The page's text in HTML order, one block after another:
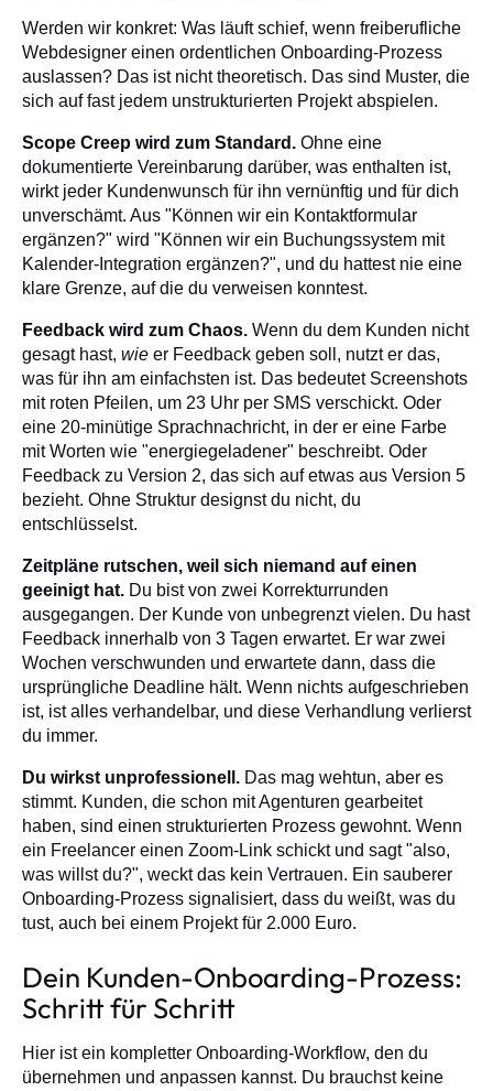
Werden wir konkret: Was läuft schief, wenn freiberufliche
Webdesigner einen ordentlichen Onboarding-Prozess
auslassen? Das ist nicht theoretisch. Das sind Muster, die
sich auf fast jedem unstrukturierten Projekt abspielen.
Scope Creep wird zum Standard. Ohne eine
dokumentierte Vereinbarung darüber, was enthalten ist,
wirkt jeder Kundenwunsch für ihn vernünftig und für dich
unverschämt. Aus "Können wir ein Kontaktformular
ergänzen?" wird "Können wir ein Buchungssystem mit
Kalender-Integration ergänzen?", und du hattest nie eine
klare Grenze, auf die du verweisen konntest.
Feedback wird zum Chaos. Wenn du dem Kunden nicht
gesagt hast, wie er Feedback geben soll, nutzt er das,
was für ihn am einfachsten ist. Das bedeutet Screenshots
mit roten Pfeilen, um 23 Uhr per SMS verschickt. Oder
eine 20-minütige Sprachnachricht, in der er eine Farbe
mit Worten wie "energiegeladener" beschreibt. Oder
Feedback zu Version 2, das sich auf etwas aus Version 5
bezieht. Ohne Struktur designst du nicht, du
entschlüsselst.
Zeitpläne rutschen, weil sich niemand auf einen
geeinigt hat. Du bist von zwei Korrekturrunden
ausgegangen. Der Kunde von unbegrenzt vielen. Du hast
Feedback innerhalb von 3 Tagen erwartet. Er war zwei
Wochen verschwunden und erwartete dann, dass die
ursprüngliche Deadline hält. Wenn nichts aufgeschrieben
ist, ist alles verhandelbar, und diese Verhandlung verlierst
du immer.
Du wirkst unprofessionell. Das mag wehtun, aber es
stimmt. Kunden, die schon mit Agenturen gearbeitet
haben, sind einen strukturierten Prozess gewohnt. Wenn
ein Freelancer einen Zoom-Link schickt und sagt "also,
was willst du?", weckt das kein Vertrauen. Ein sauberer
Onboarding-Prozess signalisiert, dass du weißt, was du
tust, auch bei einem Projekt für 2.000 Euro.
Dein Kunden-Onboarding-Prozess:
Schritt für Schritt
Hier ist ein kompletter Onboarding-Workflow, den du
übernehmen und anpassen kannst. Du brauchst keine